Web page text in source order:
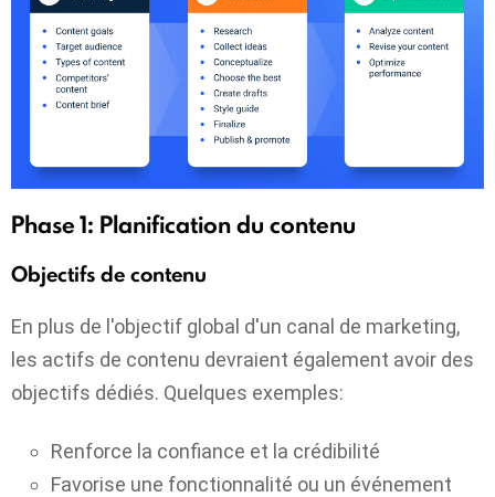
Phase 1: Planification du contenu
Objectifs de contenu
En plus de l'objectif global d'un canal de marketing,
les actifs de contenu devraient également avoir des
objectifs dédiés. Quelques exemples:
Renforce la confiance et la crédibilité
Favorise une fonctionnalité ou un événement